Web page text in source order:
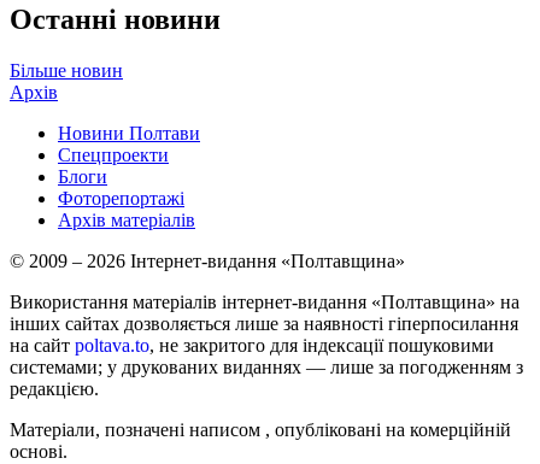
Останні новини
Більше новин
Архів
Новини Полтави
Спецпроекти
Блоги
Фоторепортажі
Архів матеріалів
© 2009 – 2026 Інтернет-видання «Полтавщина»
Використання матеріалів інтернет-видання «Полтавщина» на
інших сайтах дозволяється лише за наявності гіперпосилання
на сайт poltava.to, не закритого для індексації пошуковими
системами; у друкованих виданнях — лише за погодженням з
редакцією.
Матеріали, позначені написом , опубліковані на комерційній
основі.